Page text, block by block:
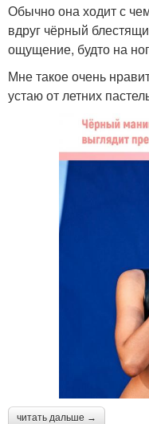
Обычно она ходит с
вдруг чёрный
ощущение, будто на
Мне такое очень
устаю от летних
читать дальше →